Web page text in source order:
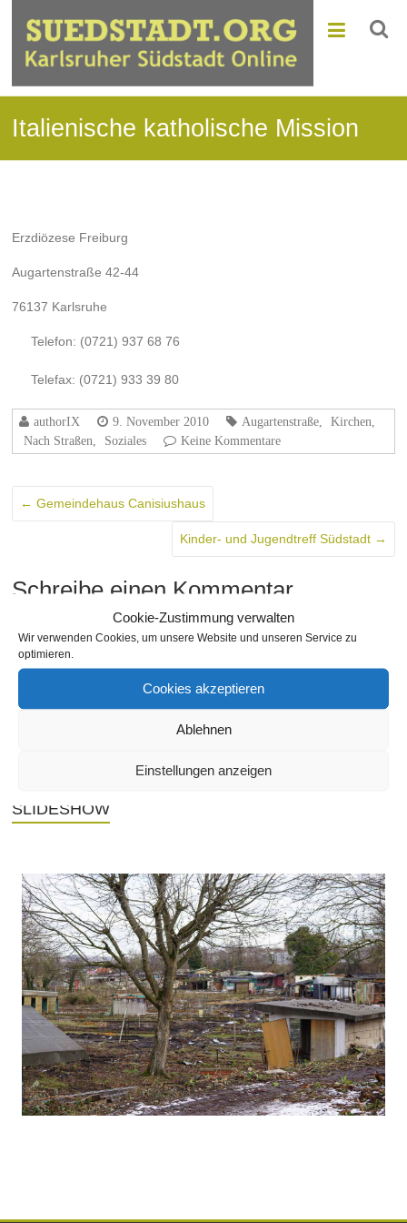
Cookie-Zustimmung verwalten
Wir verwenden Cookies, um unsere Website und unseren Service zu
optimieren.
Cookies akzeptieren
Ablehnen
Einstellungen anzeigen
Italienische katholische Mission
Erzdiözese Freiburg
Augartenstraße 42-44
76137 Karlsruhe
Telefon: (0721) 937 68 76
Telefax: (0721) 933 39 80
authorIX 9. November 2010 Augartenstraße Kirchen
Nach Straßen
Soziales Keine Kommentare
← Gemeindehaus Canisiushaus
Kinder- und Jugendtreff Südstadt →
Schreibe einen Kommentar
angemeldetsein, um einen Kommentar abzugeben.
THEMA
SLIDESHOW